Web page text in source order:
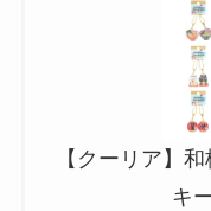
【クーリア】
キ